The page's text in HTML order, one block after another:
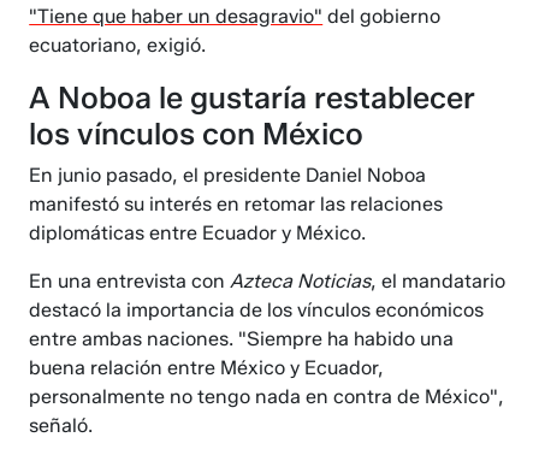
"Tiene que haber un desagravio" del gobierno
ecuatoriano, exigió.
A Noboa le gustaría restablecer
los vínculos con México
En junio pasado, el presidente Daniel Noboa
manifestó su interés en retomar las relaciones
diplomáticas entre Ecuador y México.
En una entrevista conAzteca Noticias, el mandatario
destacó la importancia de los vínculos económicos
entre ambas naciones. "Siempre ha habido una
buena relación entre México y Ecuador,
personalmente no tengo nada en contra de México",
señaló.